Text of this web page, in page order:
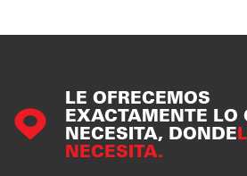
LE OFRECEMOS
EXACTAMENTE LO
NECESITA, DONDE
NECESITA.